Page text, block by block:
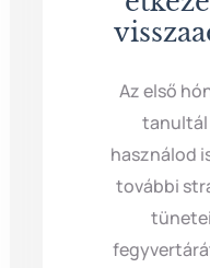
Az első
tanultál
használod
további